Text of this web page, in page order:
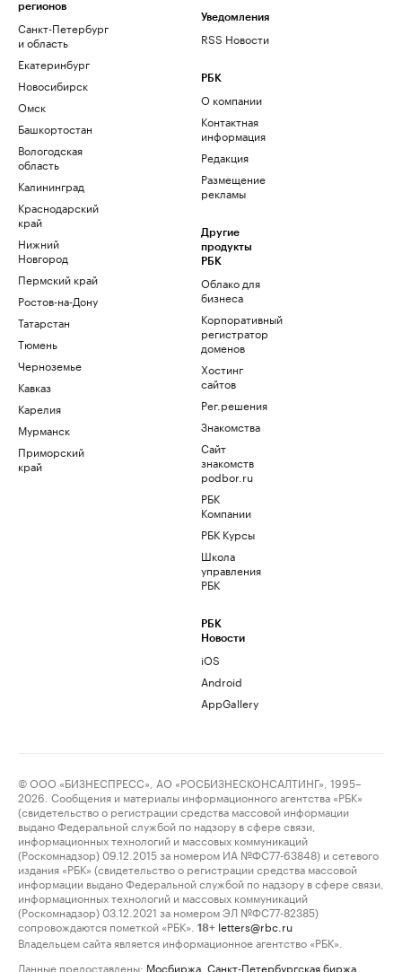
регионов
Санкт-Петербург
и область
Екатеринбург
Новосибирск
Омск
Башкортостан
Вологодская
область
Калининград
Краснодарский
край
Нижний
Новгород
Пермский край
Ростов-на-Дону
Татарстан
Тюмень
Черноземье
Кавказ
Карелия
Мурманск
Приморский
край
Уведомления
RSS Новости
РБК
О компании
Контактная
информация
Редакция
Размещение
рекламы
Другие
продукты
РБК
Облако для
бизнеса
Корпоративный
регистратор
доменов
Хостинг
сайтов
Рег.решения
Знакомства
Сайт
знакомств
podbor.ru
РБК
Компании
РБК Курсы
Школа
управления
РБК
РБК
Новости
iOS
Android
AppGallery
© ООО «БИЗНЕСПРЕСС», АО «РОСБИЗНЕСКОНСАЛТИНГ», 1995–
2026. Сообщения и материалы информационного агентства «РБК»
(свидетельство о регистрации средства массовой информации
выдано Федеральной службой по надзору в сфере связи,
информационных технологий и массовых коммуникаций
(Роскомнадзор) 09.12.2015 за номером ИА №ФС77-63848) и сетевого
издания «РБК» (свидетельство о регистрации средства массовой
информации выдано Федеральной службой по надзору в сфере связи,
информационных технологий и массовых коммуникаций
(Роскомнадзор) 03.12.2021 за номером ЭЛ №ФС77-82385)
сопровождаются пометкой «РБК».
18+ letters@rbc.ru
Владельцем сайта является информационное агентство «РБК».
Данные предоставлены: Мосбиржа Санкт-Петербургская биржа